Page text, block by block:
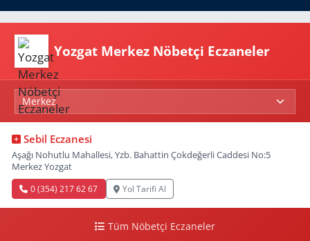
Yozgat Merkez Nöbetçi Eczaneler
Sebil Eczanesi
Aşağı Nohutlu Mahallesi, Yzb. Bahattin Çokdeğerli Caddesi No:5
Merkez Yozgat
0 (354) 217 62 67 Yol Tarifi Al
Tüm Nöbetçi Eczaneler